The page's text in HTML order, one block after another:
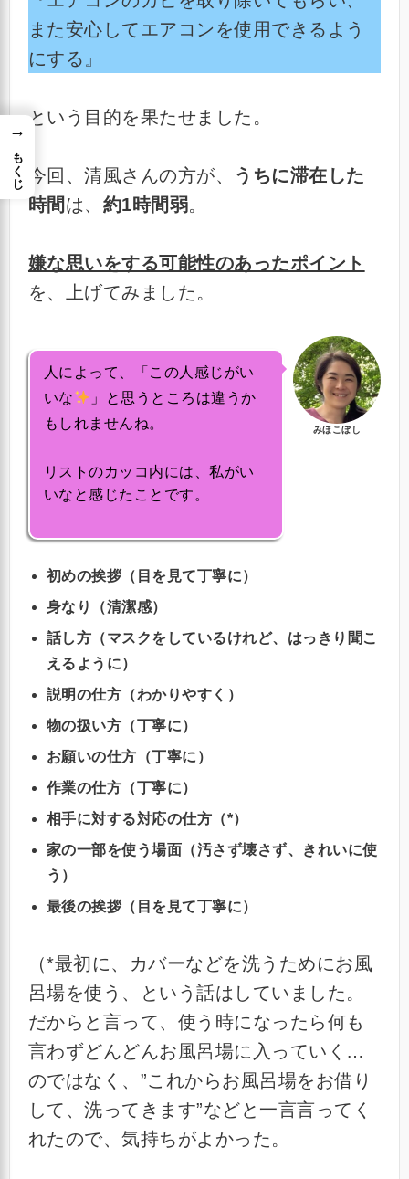
また安心してエアコンを使用できるよう
にする』
という目的を果たせました。
今回、清風さんの方が、
うちに滞在した
時間 は、 約1時間弱。
嫌な思いをする可能性のあったポイント
を、上げてみました。
人によって、「この人感じがい
いな
」と思うところは違うか
もしれませんね。
リストのカッコ内には、私がい
いなと感じたことです。
みほこぼし
初めの挨拶（目を見て丁寧に）
身なり（清潔感）
話し方（マスクをしているけれど、はっきり聞こ
えるように）
説明の仕方（わかりやすく）
物の扱い方（丁寧に）
お願いの仕方（丁寧に）
作業の仕方（丁寧に）
相手に対する対応の仕方（*）
家の一部を使う場面（汚さず壊さず、きれいに使
う）
最後の挨拶（目を見て丁寧に）
（*最初に、カバーなどを洗うためにお風
呂場を使う、という話はしていました。
だからと言って、使う時になったら何も
言わずどんどんお風呂場に入っていく…
のではなく、”これからお風呂場をお借り
して、洗ってきます”などと一言言ってく
れたので、気持ちがよかった。
→
もくじ